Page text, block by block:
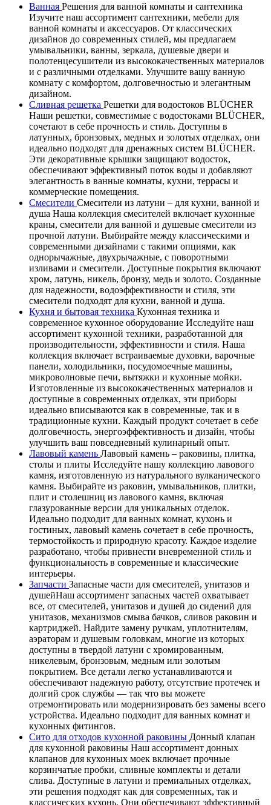
Ванная Решения для ванной комнаты и сантехника
Изучите наш ассортимент сантехники, мебели для
ванной комнаты и аксессуаров. От классических
дизайнов до современных стилей, мы предлагаем
умывальники, ванны, зеркала, душевые двери и
полотенцесушители из высококачественных материалов
и с различными отделками. Улучшите вашу ванную
комнату с комфортом, долговечностью и элегантным
дизайном.
Сливная решетка Решетки для водостоков BLÜCHER
Наши решетки, совместимые с водостоками BLÜCHER,
сочетают в себе прочность и стиль. Доступны в
латунных, бронзовых, медных и золотых отделках, они
идеально подходят для дренажных систем BLÜCHER.
Эти декоративные крышки защищают водосток,
обеспечивают эффективный поток воды и добавляют
элегантность в ванные комнаты, кухни, террасы и
коммерческие помещения.
Смесители Смесители из латуни – для кухни, ванной и
душа Наша коллекция смесителей включает кухонные
краны, смесители для ванной и душевые смесители из
прочной латуни. Выбирайте между классическими и
современными дизайнами с такими опциями, как
однорычажные, двухрычажные, с поворотными
изливами и смесители. Доступные покрытия включают
хром, латунь, никель, бронзу, медь и золото. Созданные
для надежности, водоэффективности и стиля, эти
смесители подходят для кухни, ванной и душа.
Кухня и бытовая техника Кухонная техника и
современное кухонное оборудование Исследуйте наш
ассортимент кухонной техники, разработанной для
производительности, эффективности и стиля. Наша
коллекция включает встраиваемые духовки, варочные
панели, холодильники, посудомоечные машины,
микроволновые печи, вытяжки и кухонные мойки.
Изготовленные из высококачественных материалов и
доступные в современных отделках, эти приборы
идеально вписываются как в современные, так и в
традиционные кухни. Каждый продукт сочетает в себе
долговечность, энергоэффективность и дизайн, чтобы
улучшить ваш повседневный кулинарный опыт.
Лавовый камень Лавовый камень – раковины, плитка,
столы и плиты Исследуйте нашу коллекцию лавового
камня, изготовленную из натурального вулканического
камня. Выбирайте из раковин, умывальников, плитки,
плит и столешниц из лавового камня, включая
глазурованные версии для уникальных отделок.
Идеально подходит для ванных комнат, кухонь и
гостиных, лавовый камень сочетает в себе прочность,
термостойкость и природную красоту. Каждое изделие
разработано, чтобы привнести вневременной стиль и
функциональность в современные и классические
интерьеры.
Запчасти Запасные части для смесителей, унитазов и
душейНаш ассортимент запасных частей охватывает
все, от смесителей, унитазов и душей до сидений для
унитазов, механизмов смыва бачков, сливов раковин и
картриджей. Найдите замену ручкам, уплотнителям,
аэраторам и душевым головкам, многие из которых
доступны в твердой латуни с хромированным,
никелевым, бронзовым, медным или золотым
покрытием. Все детали легко устанавливаются и
обеспечивают надежную работу, отсутствие протечек и
долгий срок службы — так что вы можете
отремонтировать или модернизировать без замены всего
устройства. Идеально подходит для ванных комнат и
кухонных фитингов.
Сито для отходов кухонной раковины Донный клапан
для кухонной раковины Наш ассортимент донных
клапанов для кухонных моек включает прочные
корзинчатые пробки, сливные комплекты и детали
слива. Доступные в латуни и премиальных отделках,
эти решения подходят как для современных, так и
классических кухонь. Они обеспечивают эффективный